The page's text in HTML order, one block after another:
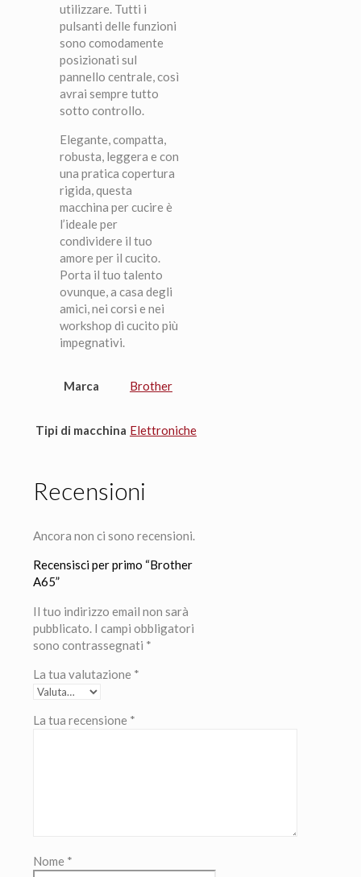
utilizzare. Tutti i
pulsanti delle funzioni
sono comodamente
posizionati sul
pannello centrale, così
avrai sempre tutto
sotto controllo.
Elegante, compatta,
robusta, leggera e con
una pratica copertura
rigida, questa
macchina per cucire è
l’ideale per
condividere il tuo
amore per il cucito.
Porta il tuo talento
ovunque, a casa degli
amici, nei corsi e nei
workshop di cucito più
impegnativi.
Marca Brother
Tipi di macchina Elettroniche
Recensioni
Ancora non ci sono recensioni.
Recensisci per primo “Brother
A65”
Il tuo indirizzo email non sarà
pubblicato. I campi obbligatori
sono contrassegnati *
La tua valutazione *
La tua recensione *
Nome *